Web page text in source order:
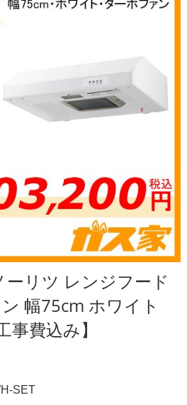
ーリツ レンジフード
幅75cm ホワイト
事費込み】
SET